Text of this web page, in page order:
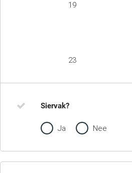
19
23
Siervak?
Ja Nee